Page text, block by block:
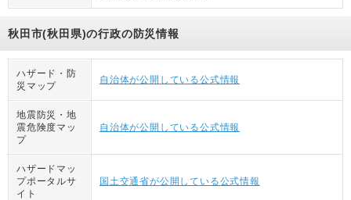
秋田市(秋田県)の行政の防災情報
ハザード・防
災マップ
自治体が公開している公式情報
地震防災・地
震危険度マッ
プ
自治体が公開している公式情報
ハザードマッ
プポータルサ
イト
国土交通省が公開している公式情報